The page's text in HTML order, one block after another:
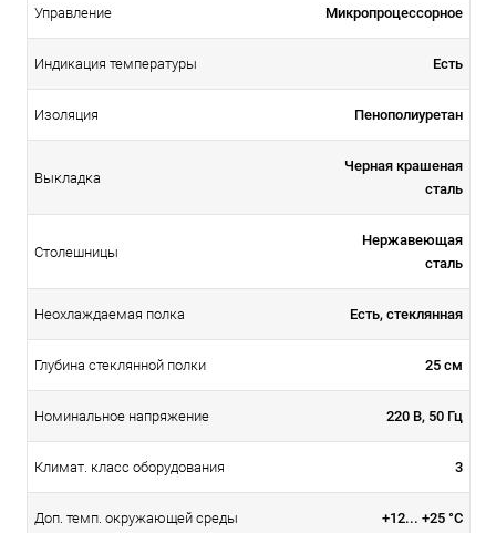
Управление Микропроцессорное
Индикация температуры Есть
Изоляция Пенополиуретан
Выкладка
Черная крашеная
сталь
Столешницы
Нержавеющая
сталь
Неохлаждаемая полка Есть, стеклянная
Глубина стеклянной полки 25 см
Номинальное напряжение 220 В, 50 Гц
Климат. класс оборудования 3
Доп. темп. окружающей среды +12... +25 °C